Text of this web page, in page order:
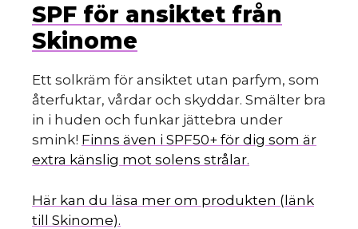
SPF för ansiktet från
Skinome
Ett solkräm för ansiktet utan parfym, som
återfuktar, vårdar och skyddar. Smälter bra
in i huden och funkar jättebra under
smink! Finns även i SPF50+ för dig som är
extra känslig mot solens strålar.
Här kan du läsa mer om produkten (länk
till Skinome).